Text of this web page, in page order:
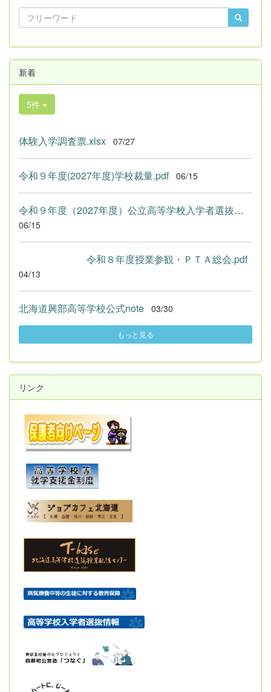
新着
5件
体験入学調査票.xlsx 07/27
令和９年度(2027年度)学校裁量.pdf 06/15
令和９年度（2027年度）公立高等学校入学者選抜における学校裁量...
06/15
令和８年度授業参観・ＰＴＡ総会.pdf
04/13
北海道興部高等学校公式note 03/30
もっと見る
リンク